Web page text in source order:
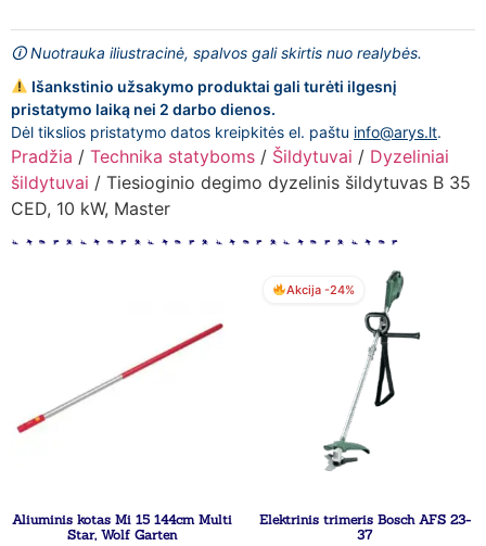
🛈 Nuotrauka iliustracinė, spalvos gali skirtis nuo realybės.
Išankstinio užsakymo produktai gali turėti ilgesnį
pristatymo laiką nei 2 darbo dienos.
Dėl tikslios pristatymo datos kreipkitės el. paštu info@arys.lt.
Pradžia / Technika statyboms / Šildytuvai / Dyzeliniai
šildytuvai / Tiesioginio degimo dyzelinis šildytuvas B 35
CED, 10 kW, Master
Aliuminis kotas Mi 15 144cm Multi
Star, Wolf Garten
Akcija -24%
Elektrinis trimeris Bosch AFS 23-
37